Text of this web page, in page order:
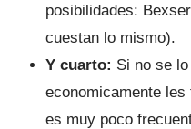
posibilidades:
cuestan lo mismo).
Y cuarto: Si no se
economicamente
es muy poco